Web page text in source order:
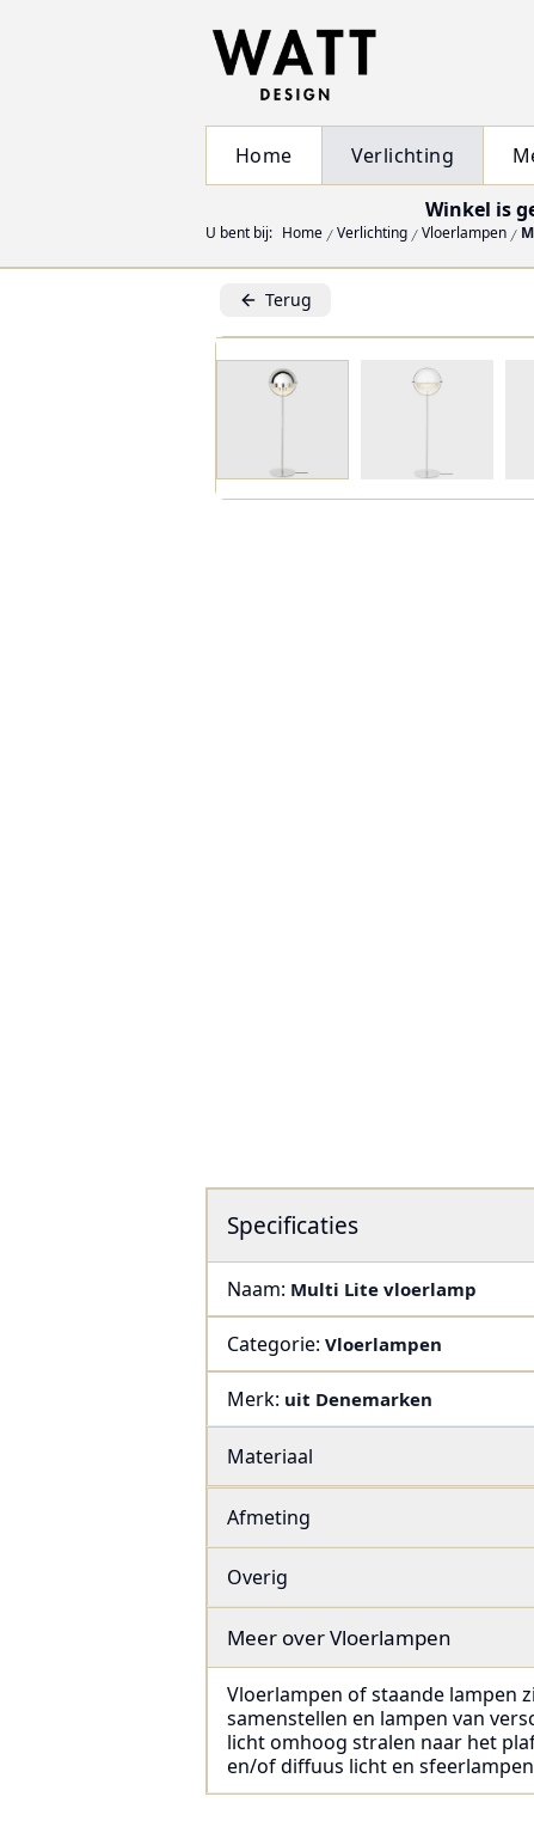
Home Verlichting
Winkel is
U bent bij: Home Verlichting Vloerlampen
Terug
Specificaties
Naam: Multi Lite vloerlamp
Categorie: Vloerlampen
Merk: uit Denemarken
Materiaal
Afmeting
Overig
Meer overVloerlampen
Vloerlampen of staande lampen
samenstellen en lampen van
licht omhoog stralen naar het
en/of diffuus licht en